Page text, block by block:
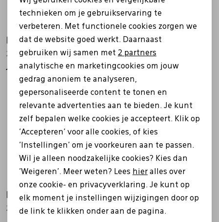
Helioform
253.062 beige
149,99
Helioform
250.024 wit
Helioform
249.009 wit
Helioform
272.001 beige
Analytische cookies
Marketing cookies
technieken om je gebruikservaring te
verbeteren. Met functionele cookies zorgen we
dat de website goed werkt. Daarnaast
gebruiken wij samen met 2 partners
analytische en marketingcookies om jouw
gedrag anoniem te analyseren,
gepersonaliseerde content te tonen en
relevante advertenties aan te bieden. Je kunt
zelf bepalen welke cookies je accepteert. Klik op
'Accepteren' voor alle cookies, of kies
'Instellingen' om je voorkeuren aan te passen.
Wil je alleen noodzakelijke cookies? Kies dan
'Weigeren'. Meer weten? Lees hier alles over
onze cookie- en privacyverklaring. Je kunt op
elk moment je instellingen wijzigingen door op
de link te klikken onder aan de pagina.